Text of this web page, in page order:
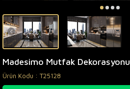
Madesimo Mutfak Dekorasyonu
Ürün Kodu : T25128